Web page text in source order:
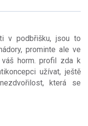
v podbřišku, jsou to
prominte ale ve
horm. profil zda k
užívat, ještě
která se